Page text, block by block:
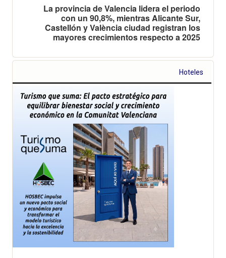
La provincia de Valencia lidera el periodo
con un 90,8%, mientras Alicante Sur,
Castellón y València ciudad registran los
mayores crecimientos respecto a 2025
Hoteles